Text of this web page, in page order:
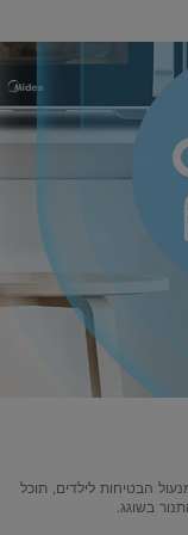
הבטיחות לילדים, תוכל
בשוגג.